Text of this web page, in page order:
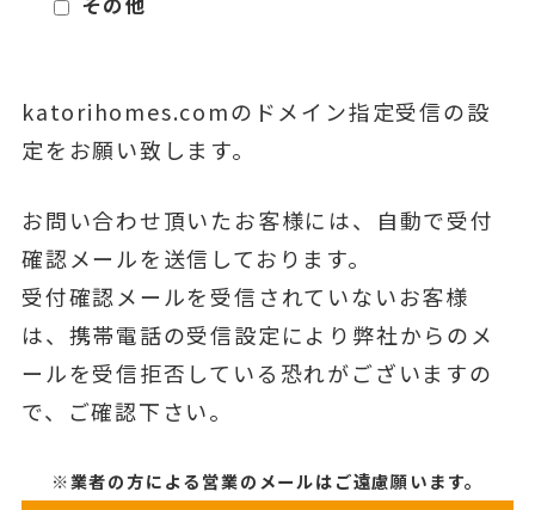
katorihomes.comのドメイン指定受信の設
定をお願い致します。
お問い合わせ頂いたお客様には、自動で受付
確認メールを送信しております。
受付確認メールを受信されていないお客様
は、携帯電話の受信設定により弊社からのメ
ールを受信拒否している恐れがございますの
で、ご確認下さい。
※業者の方による営業のメールはご遠慮願います。